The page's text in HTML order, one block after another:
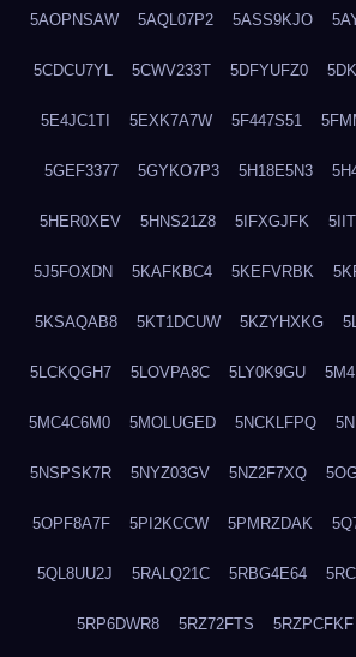
5AOPNSAW 5AQL07P2 5ASS9KJO
5CDCU7YL 5CWV233T 5DFYUFZ0
5E4JC1TI 5EXK7A7W 5F447S51
5GEF3377 5GYKO7P3 5H18E5N3
5HER0XEV 5HNS21Z8 5IFXGJFK
5J5FOXDN 5KAFKBC4 5KEFVRBK
5KSAQAB8 5KT1DCUW 5KZYHXKG
5LCKQGH7 5LOVPA8C 5LY0K9GU
5MC4C6M0 5MOLUGED 5NCKLFPQ
5NSPSK7R 5NYZ03GV 5NZ2F7XQ
5OPF8A7F 5PI2KCCW 5PMRZDAK
5QL8UU2J 5RALQ21C 5RBG4E64
5RP6DWR8 5RZ72FTS 5RZPCFKF